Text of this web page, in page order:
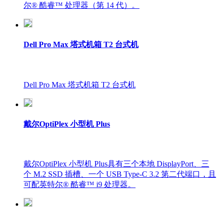
尔® 酷睿™ 处理器（第 14 代）。
Dell Pro Max 塔式机箱 T2 台式机
Dell Pro Max 塔式机箱 T2 台式机
戴尔OptiPlex 小型机 Plus
戴尔OptiPlex 小型机 Plus具有三个本地 DisplayPort、三
个 M.2 SSD 插槽、一个 USB Type-C 3.2 第二代端口，且
可配英特尔® 酷睿™ i9 处理器。